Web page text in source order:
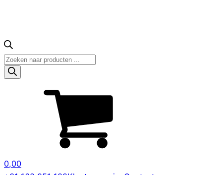
Producten
zoeken
0,00